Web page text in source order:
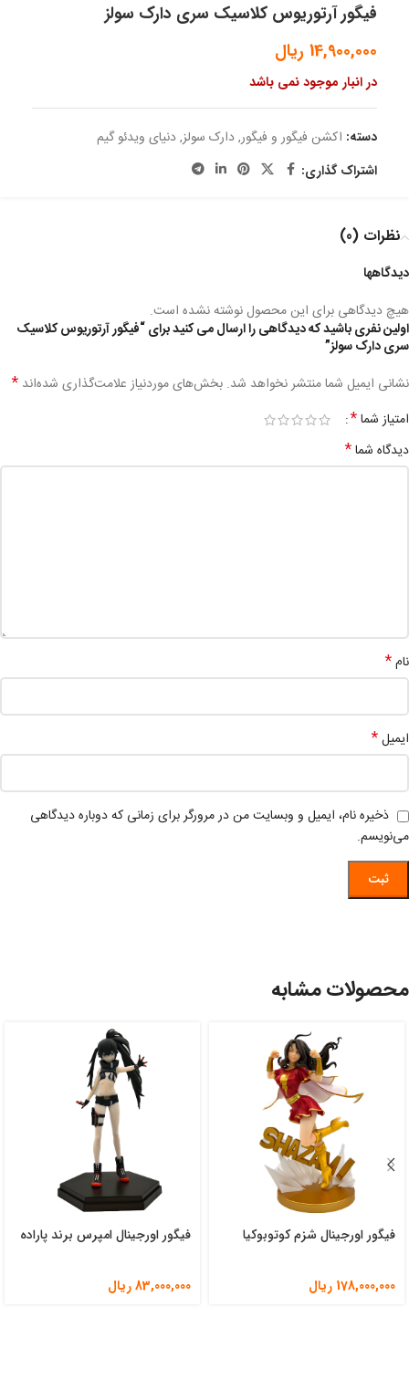
فیگور آرتوریوس کلاسیک سری دارک سولز
14,900,000 ریال
در انبار موجود نمی باشد
دسته: اکشن فیگور و فیگور,دارک سولز,دنیای ویدئو گیم
اشتراک گذاری:
نظرات (0)
دیدگاهها
هیچ دیدگاهی برای این محصول نوشته نشده است.
اولین نفری باشید که دیدگاهی را ارسال می کنید برای “فیگور آرتوریوس کلاسیک
سری دارک سولز”
نشانی ایمیل شما منتشر نخواهد شد. بخش‌های موردنیاز علامت‌گذاری شده‌اند *
امتیاز شما*
دیدگاه شما*
نام*
ایمیل*
ذخیره نام، ایمیل و وبسایت من در مرورگر برای زمانی که دوباره دیدگاهی
می‌نویسم.
محصولات مشابه
فیگور اورجینال شزم کوتوبوکیا
178,000,000 ریال
فیگور اورجینال امپرس برند پاراده
83,000,000ریال